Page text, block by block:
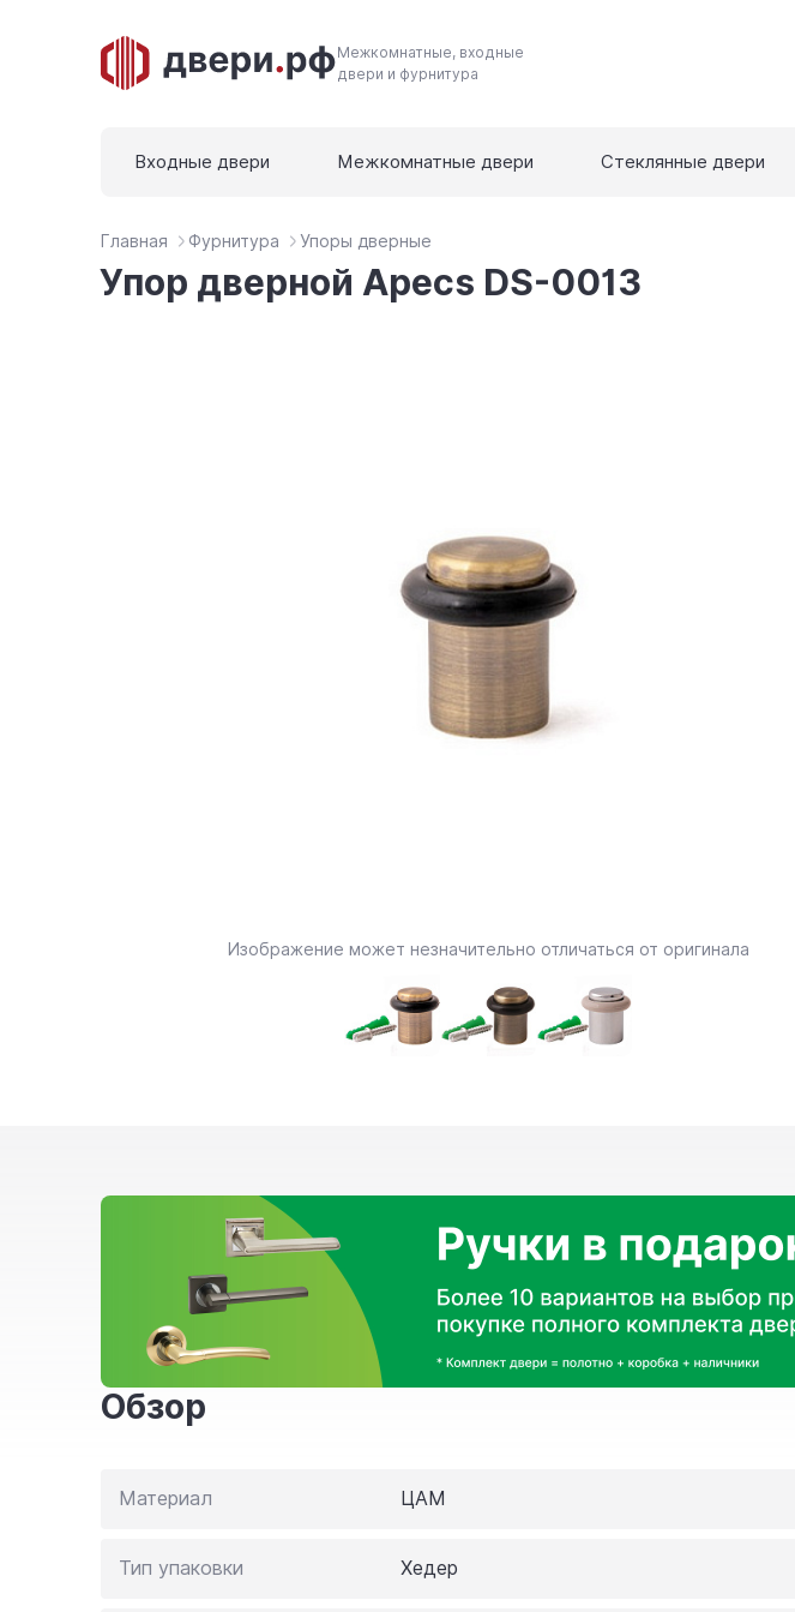
Межкомнатные, входные
двери и фурнитура
Входные двери Межкомнатные двери Стеклянные двери
Главная Фурнитура Упоры дверные
Упор дверной Apecs DS-0013
Изображение может незначительно отличаться от оригинала
Обзор
Материал ЦАМ
Тип упаковки Хедер